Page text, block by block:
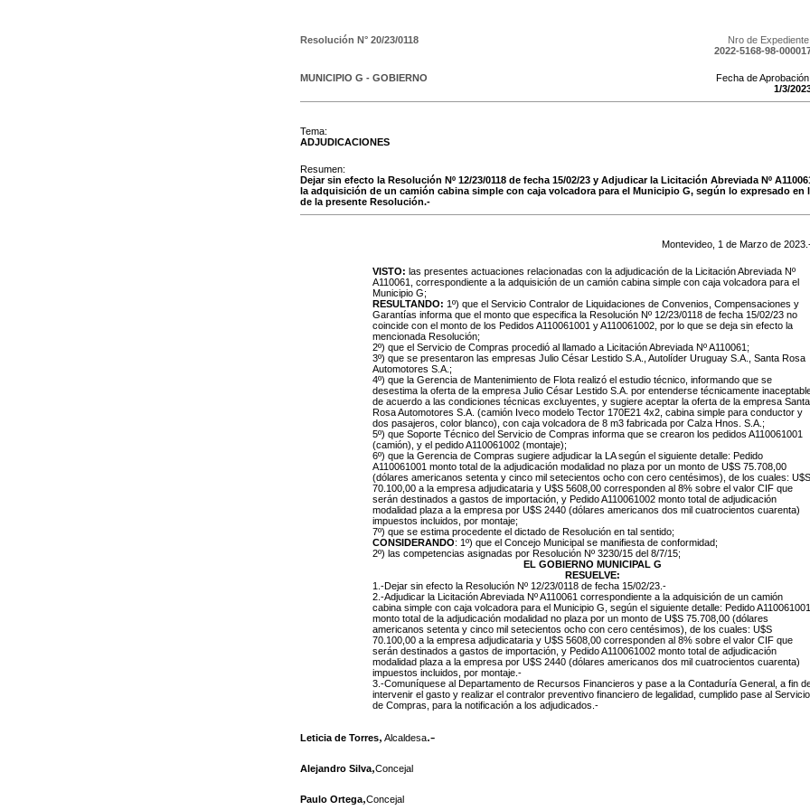
Resolución N° 20/23/0118
Nro de Expediente:
2022-5168-98-
MUNICIPIO G - GOBIERNO
Fecha de Aprobación:
1/3/
Tema:
ADJUDICACIONES
Resumen:
Dejar sin efecto la Resolución Nº 12/23/0118 de fecha 15/02/23 y Adjudicar la Licitación Abreviada Nº
la adquisición de un camión cabina simple con caja volcadora para el Municipio G, según lo expresado en
de la presente Resolución.-
Montevideo, 1 de Marzo de 2023
VISTO: las presentes actuaciones relacionadas con la adjudicación de la Licitación Abreviada Nº
A110061, correspondiente a la adquisición de un camión cabina simple con caja volcadora para el
Municipio G;
RESULTANDO: 1º) que el Servicio Contralor de Liquidaciones de Convenios, Compensaciones y
Garantías informa que el monto que especifica la Resolución Nº 12/23/0118 de fecha 15/02/23 no
coincide con el monto de los Pedidos A110061001 y A110061002, por lo que se deja sin efecto la
mencionada Resolución;
2º) que el Servicio de Compras procedió al llamado a Licitación Abreviada Nº A110061;
3º) que se presentaron las empresas Julio César Lestido S.A., Autolíder Uruguay S.A., Santa Rosa
Automotores S.A.;
4º) que la Gerencia de Mantenimiento de Flota realizó el estudio técnico, informando que se
desestima la oferta de la empresa Julio César Lestido S.A. por entenderse técnicamente
de acuerdo a las condiciones técnicas excluyentes, y sugiere aceptar la oferta de la empresa Santa
Rosa Automotores S.A. (camión Iveco modelo Tector 170E21 4x2, cabina simple para conductor y
dos pasajeros, color blanco), con caja volcadora de 8 m3 fabricada por Calza Hnos. S.A.;
5º) que Soporte Técnico del Servicio de Compras informa que se crearon los pedidos A110061001
(camión), y el pedido A110061002 (montaje);
6º) que la Gerencia de Compras sugiere adjudicar la LA según el siguiente detalle: Pedido
A110061001 monto total de la adjudicación modalidad no plaza por un monto de U$S 75.708,00
(dólares americanos setenta y cinco mil setecientos ocho con cero centésimos), de los cuales: U$S
70.100,00 a la empresa adjudicataria y U$S 5608,00 corresponden al 8% sobre el valor CIF que
serán destinados a gastos de importación, y Pedido A110061002 monto total de adjudicación
modalidad plaza a la empresa por U$S 2440 (dólares americanos dos mil cuatrocientos cuarenta)
impuestos incluidos, por montaje;
7º) que se estima procedente el dictado de Resolución en tal sentido;
CONSIDERANDO: 1º) que el Concejo Municipal se manifiesta de conformidad;
2º) las competencias asignadas por Resolución Nº 3230/15 del 8/7/15;
EL GOBIERNO MUNICIPAL G
RESUELVE:
1.-Dejar sin efecto la Resolución Nº 12/23/0118 de fecha 15/02/23.-
2.-Adjudicar la Licitación Abreviada Nº A110061 correspondiente a la adquisición de un camión
cabina simple con caja volcadora para el Municipio G, según el siguiente detalle: Pedido A110061001
monto total de la adjudicación modalidad no plaza por un monto de U$S 75.708,00 (dólares
americanos setenta y cinco mil setecientos ocho con cero centésimos), de los cuales: U$S
70.100,00 a la empresa adjudicataria y U$S 5608,00 corresponden al 8% sobre el valor CIF que
serán destinados a gastos de importación, y Pedido A110061002 monto total de adjudicación
modalidad plaza a la empresa por U$S 2440 (dólares americanos dos mil cuatrocientos cuarenta)
impuestos incluidos, por montaje.-
3.-Comuníquese al Departamento de Recursos Financieros y pase a la Contaduría General, a fin
intervenir el gasto y realizar el contralor preventivo financiero de legalidad, cumplido pase al Servicio
de Compras, para la notificación a los adjudicados.-
Leticia de Torres, Alcaldesa.-
Alejandro Silva,Concejal
Paulo Ortega,Concejal